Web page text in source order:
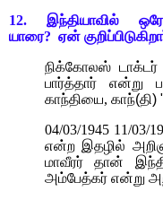
12. இந்தியாவில்
யாரை? ஏன்
நிக்கோலஸ் டாக்டர்
பார்த்தார் என்று
காந்தியை, காந்(தி)
04/03/1945 11/03/
என்ற இதழில்
மாவீரர் தான்
அம்பேத்கர் என்று